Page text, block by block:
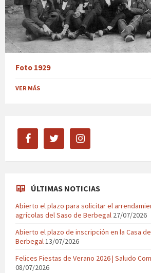
Foto 1929
VER MÁS
facebook twitter instagram
ÚLTIMAS NOTICIAS
Abierto el plazo para solicitar el
agrícolas del Saso de Berbegal 27/07/2026
Abierto el plazo de inscripción en la Casa
Berbegal13/07/2026
Felices Fiestas de Verano 2026 | Saludo
08/07/2026